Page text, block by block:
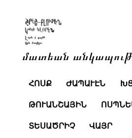
մատեան
ՀՈՍՔ ԺԱՊԱՒԷՆ
ԹՈՒԱՆՇԱՅԻՆ
ՏԵՍԱԾՐԻՉ ՎԱՅՐ